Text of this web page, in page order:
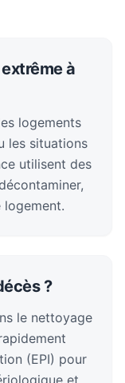
à
logements
les situations
utilisent des
?
le nettoyage
(EPI) pour
et